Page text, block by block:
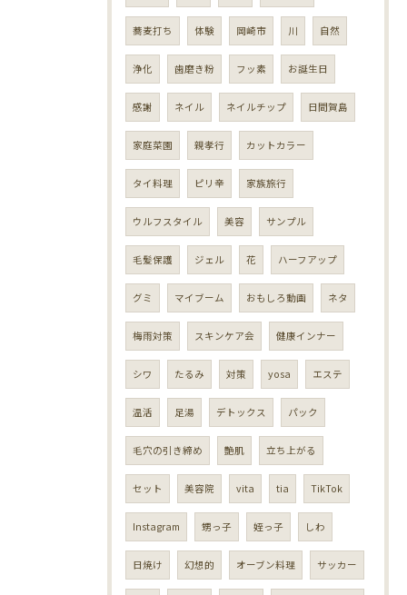
蕎麦打ち 体験 岡崎市 川 自然
浄化 歯磨き粉 フッ素 お誕生日
感謝 ネイル ネイルチップ 日間賀島
家庭菜園 親孝行 カットカラー
タイ料理 ピリ辛 家族旅行
ウルフスタイル 美容 サンプル
毛髪保護 ジェル 花 ハーフアップ
グミ マイブーム おもしろ動画 ネタ
梅雨対策 スキンケア会 健康インナー
シワ たるみ 対策 yosa エステ
温活 足湯 デトックス パック
毛穴の引き締め 艶肌 立ち上がる
セット 美容院 vita tia TikTok
Instagram 甥っ子 姪っ子 しわ
日焼け 幻想的 オーブン料理 サッカー